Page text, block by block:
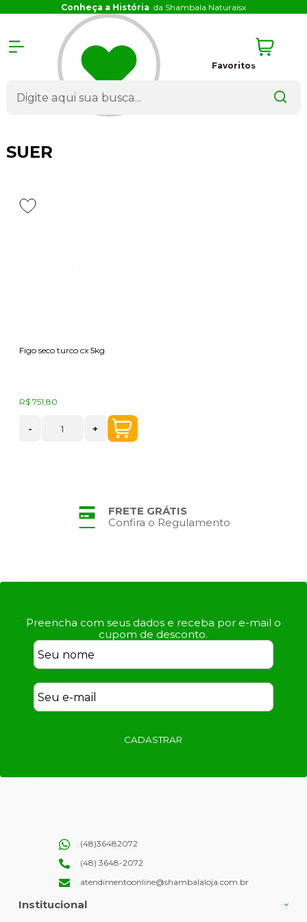
Conheça a História da Shambala Naturaisx
Favoritos
SUER
Figo seco turco cx 5kg
R$ 751,80
- +
FRETE GRÁTIS
Confira o Regulamento
Preencha com seus dados e receba por e-mail o
cupom de desconto.
CADASTRAR
Institucional
(48)36482072
(48) 3648-2072
atendimentoonline@shambalaloja.com.br